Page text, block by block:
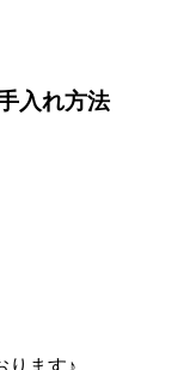
入れ方法
ります♪